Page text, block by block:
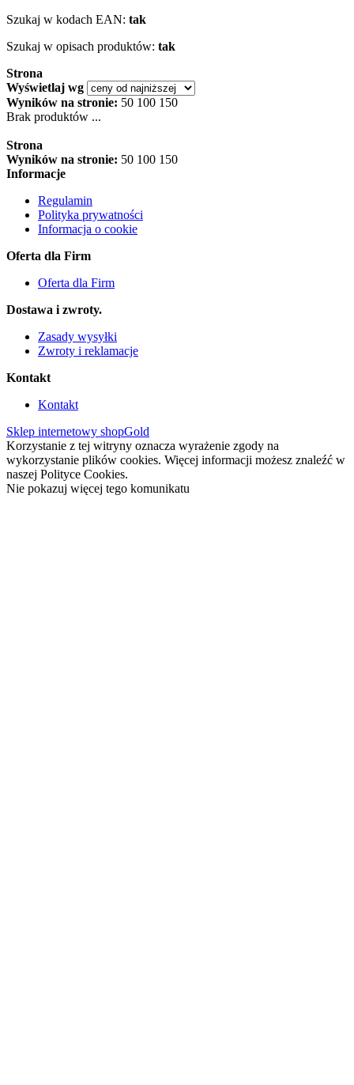
Szukaj w kodach EAN: tak
Szukaj w opisach produktów: tak
Strona
Wyświetlaj wg
Wyników na stronie: 50 100 150
Brak produktów ...
Strona
Wyników na stronie: 50 100 150
Informacje
Regulamin
Polityka prywatności
Informacja o cookie
Oferta dla Firm
Oferta dla Firm
Dostawa i zwroty.
Zasady wysyłki
Zwroty i reklamacje
Kontakt
Kontakt
Sklep internetowy shopGold
Korzystanie z tej witryny oznacza wyrażenie zgody na
wykorzystanie plików cookies. Więcej informacji możesz znaleźć w
naszej Polityce Cookies.
Nie pokazuj więcej tego komunikatu